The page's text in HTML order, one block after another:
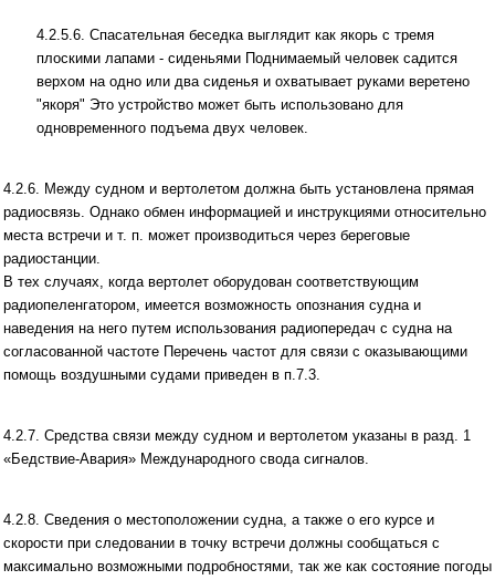
4.2.5.6. Спасательная беседка выглядит как якорь с тремя
плоскими лапами - сиденьями Поднимаемый человек садится
верхом на одно или два сиденья и охватывает руками веретено
"якоря" Это устройство может быть использовано для
одновременного подъема двух человек.
4.2.6. Между судном и вертолетом должна быть установлена прямая
радиосвязь. Однако обмен информацией и инструкциями отно­сительно
места встречи и т. п. может производиться через береговые
радиостанции.
В тех случаях, когда вертолет оборудован соответствующим
радиопеленгатором, имеется возможность опознания судна и
наведения на него путем использования радиопередач с судна на
согласованной частоте Перечень частот для связи с оказывающими
помощь воздушными судами приведен в п.7.3.
4.2.7. Средства связи между судном и вертолетом указаны в разд. 1
«Бедствие-Авария» Международного свода сигналов.
4.2.8. Сведения о местоположении судна, а также о его курсе и
скорости при следовании в точку встречи должны сообщаться с
максимально возможными подробностями, так же как состояние погоды